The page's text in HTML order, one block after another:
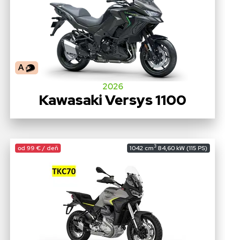
A
2026
Kawasaki Versys 1100
od 99 € / deň 1042 cm3 84,60 kW (115 PS)